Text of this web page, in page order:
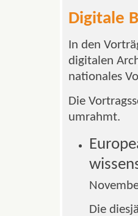
Digitale
In den
digitalen
nationales
Die
umrahmt.
Die